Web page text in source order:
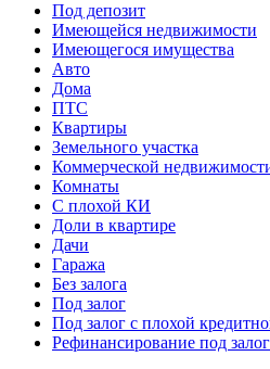
Под депозит
Имеющейся недвижимости
Имеющегося имущества
Авто
Дома
ПТС
Квартиры
Земельного участка
Коммерческой
Комнаты
С плохой КИ
Доли в квартире
Дачи
Гаража
Без залога
Под залог
Под залог с плохой
Рефинансирование под